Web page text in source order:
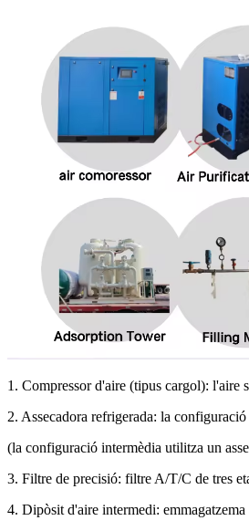
1. Compressor d'aire (tipus cargol): l'aire
2. Assecadora refrigerada: la
(la configuració intermèdia utilitza un
3. Filtre de precisió: filtre A/T/C de tres
4. Dipòsit d'aire intermedi: